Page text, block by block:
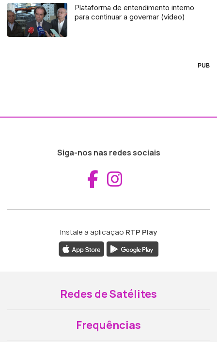
Plataforma de entendimento interno
para continuar a governar (vídeo)
PUB
Siga-nos nas redes sociais
Aceder ao
Instale a aplicação RTP Play
Redes de Satélites
Frequências